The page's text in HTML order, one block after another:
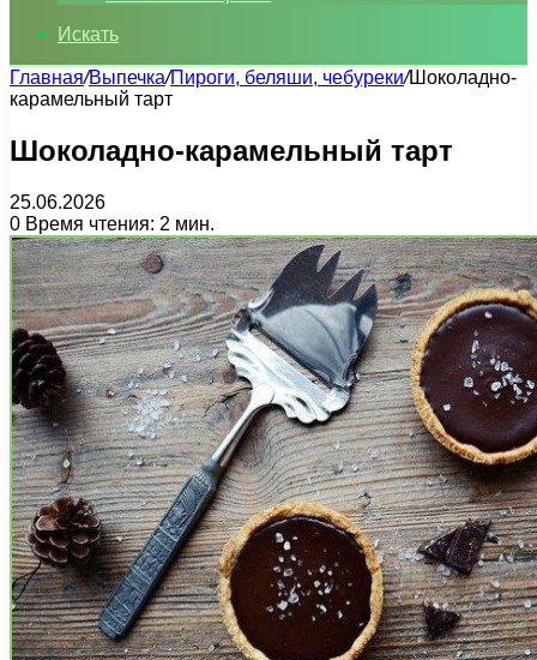
Искать
Главная/Выпечка/Пироги, беляши, чебуреки/Шоколадно-
карамельный тарт
Шоколадно-карамельный тарт
25.06.2026
0 Время чтения: 2 мин.